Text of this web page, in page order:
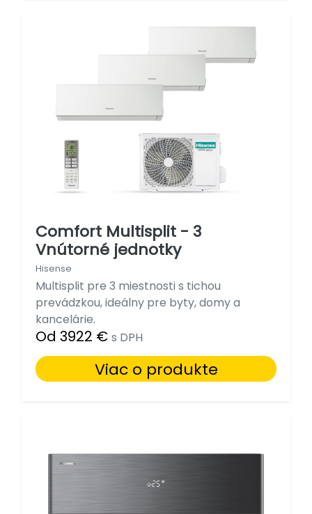
Comfort Multisplit - 3
Vnútorné jednotky
Hisense
Multisplit pre 3 miestnosti s tichou
prevádzkou, ideálny pre byty, domy a
kancelárie.
Od 3922 € s DPH
Viac o produkte